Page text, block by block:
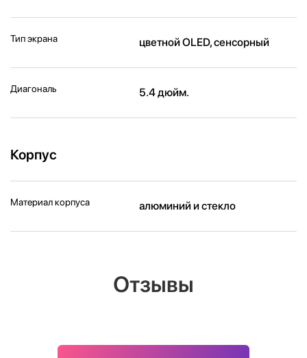
Тип экрана цветной OLED, сенсорный
Диагональ 5.4 дюйм.
Корпус
Материал корпуса алюминий и стекло
Отзывы